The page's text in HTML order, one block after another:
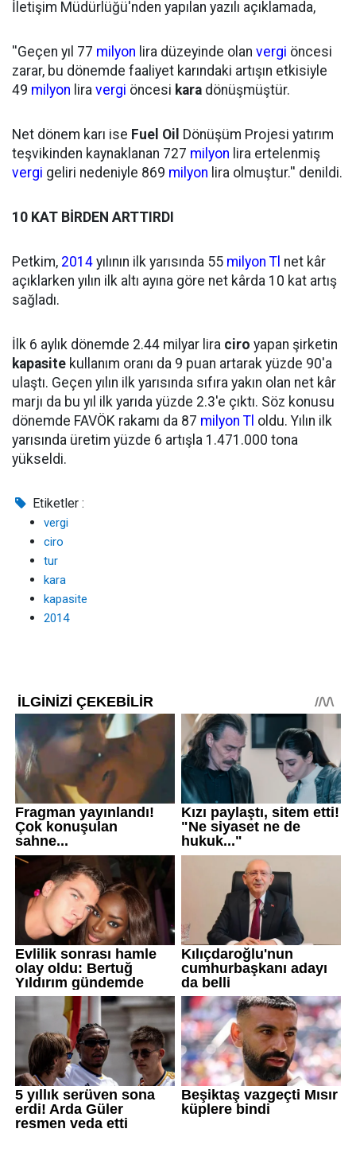
İletişim Müdürlüğü'nden yapılan yazılı açıklamada,
''Geçen yıl 77 milyon lira düzeyinde olan vergi öncesi
zarar, bu dönemde faaliyet karındaki artışın etkisiyle
49 milyon lira vergi öncesi kara dönüşmüştür.
Net dönem karı ise Fuel Oil Dönüşüm Projesi yatırım
teşvikinden kaynaklanan 727 milyon lira ertelenmiş
vergi geliri nedeniyle 869 milyon lira olmuştur.'' denildi.
10 KAT BİRDEN ARTTIRDI
Petkim, 2014 yılının ilk yarısında 55 milyon Tl net kâr
açıklarken yılın ilk altı ayına göre net kârda 10 kat artış
sağladı.
İlk 6 aylık dönemde 2.44 milyar lira ciro yapan şirketin
kapasite kullanım oranı da 9 puan artarak yüzde 90'a
ulaştı. Geçen yılın ilk yarısında sıfıra yakın olan net kâr
marjı da bu yıl ilk yarıda yüzde 2.3'e çıktı. Söz konusu
dönemde FAVÖK rakamı da 87 milyon Tl oldu. Yılın ilk
yarısında üretim yüzde 6 artışla 1.471.000 tona
yükseldi.
Etiketler :
vergi
ciro
tur
kara
kapasite
2014